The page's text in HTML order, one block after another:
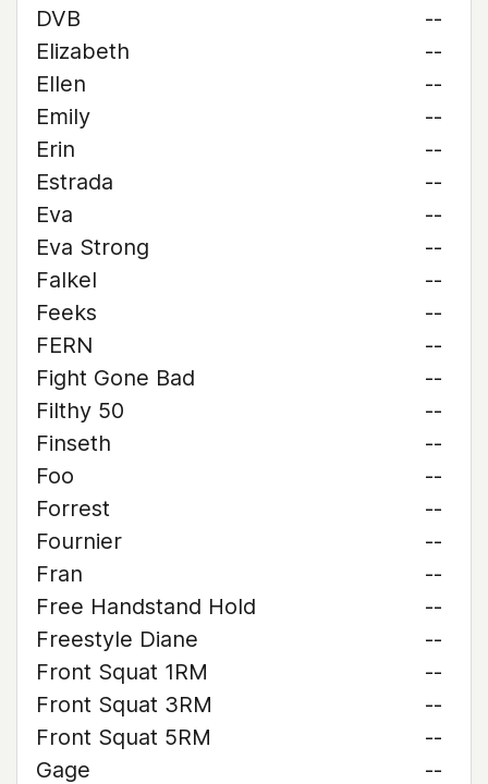
DVB
--
Elizabeth
--
Ellen
--
Emily
--
Erin
--
Estrada
--
Eva
--
Eva Strong
--
Falkel
--
Feeks
--
FERN
--
Fight Gone Bad
--
Filthy 50
--
Finseth
--
Foo
--
Forrest
--
Fournier
--
Fran
--
Free Handstand Hold
--
Freestyle Diane
--
Front Squat 1RM
--
Front Squat 3RM
--
Front Squat 5RM
--
Gage
--